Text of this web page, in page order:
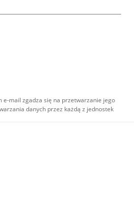
e-mail zgadza się na przetwarzanie jego
danych przez każdą z jednostek